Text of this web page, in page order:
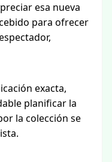
esa nueva
para ofrecer
exacta,
planificar la
la colección se